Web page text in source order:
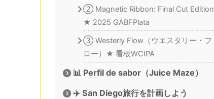
② Magnetic Ribbon: Final Cut Edition
★ 2025 GABFPlata
③ Westerly Flow（ウエスタリー・フ
ロー）★ 看板WCIPA
📊 Perfil de sabor（Juice Maze）
✈️ San Diego旅行を計画しよう